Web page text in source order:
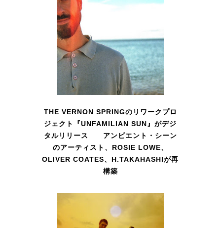
THE VERNON SPRINGのリワークプロ
ジェクト『UNFAMILIAN SUN』がデジ
タルリリース アンビエント・シーン
のアーティスト、ROSIE LOWE、
OLIVER COATES、H.TAKAHASHIが再
構築